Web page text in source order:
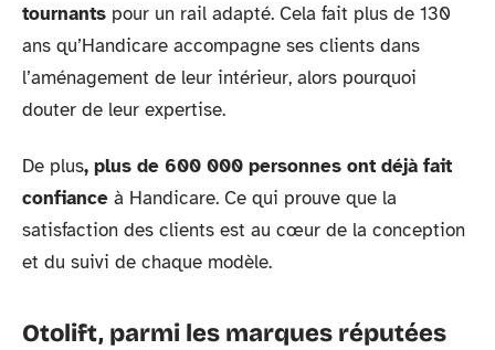
tournants pour un rail adapté. Cela fait plus de 130
ans qu’Handicare accompagne ses clients dans
l’aménagement de leur intérieur, alors pourquoi
douter de leur expertise.
De plus, plus de 600 000 personnes ont déjà fait
confiance à Handicare. Ce qui prouve que la
satisfaction des clients est au cœur de la conception
et du suivi de chaque modèle.
Otolift, parmi les marques réputées